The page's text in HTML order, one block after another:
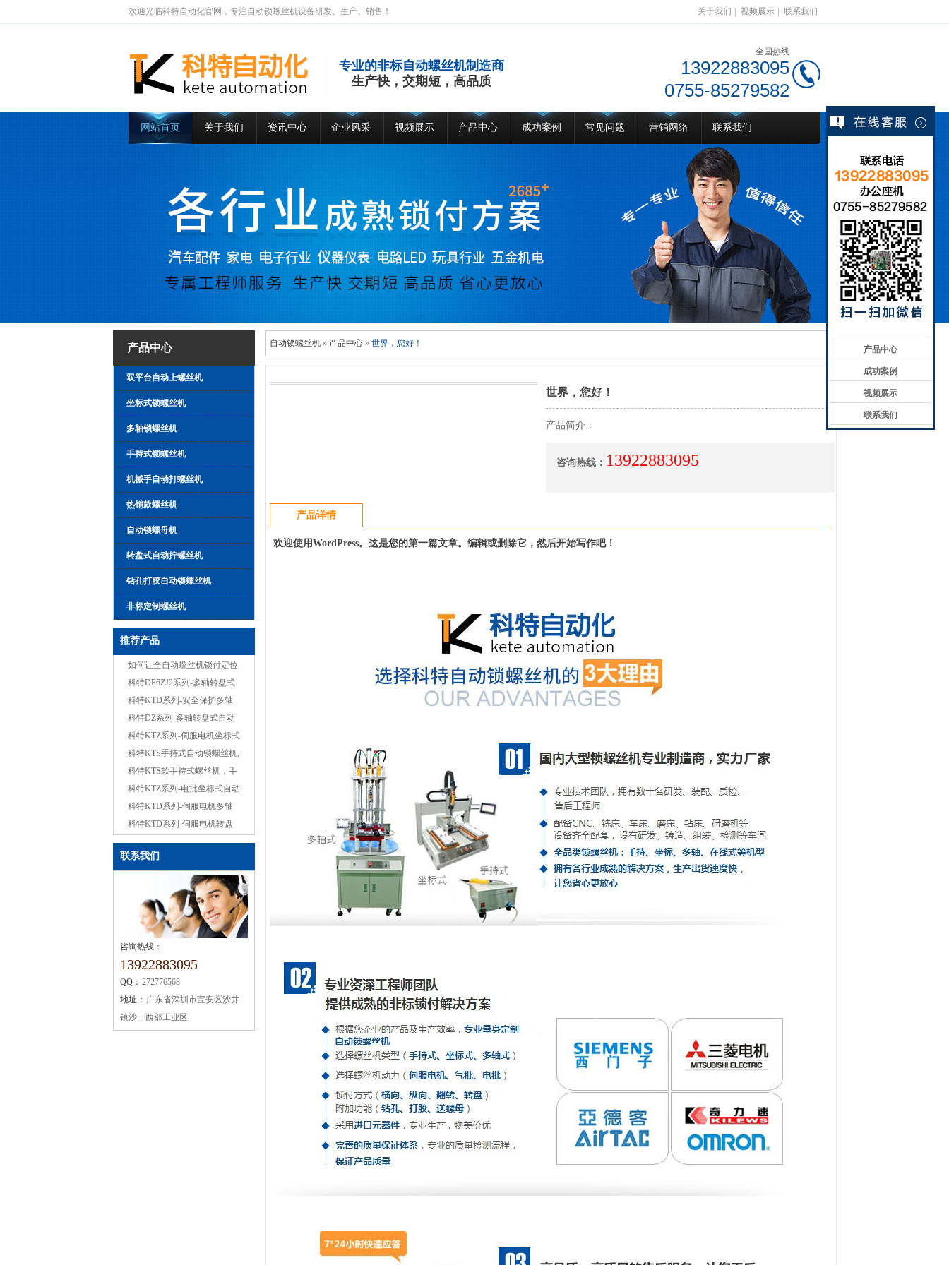
欢迎光临科特自动化官网，专注自动锁螺丝机设备研发、生产、销售！ 关于我们 视频展示 联系我们
专业的非标自动螺丝机制造商
生产快，交期短，高品质
全国热线
13922883095
0755-85279582
网站首页 关于我们 资讯中心 企业风采 视频展示 产品中心 成功案例 常见问题 营销网络 联系我们
产品中心
双平台自动上螺丝机
坐标式锁螺丝机
多轴锁螺丝机
手持式锁螺丝机
机械手自动打螺丝机
热销款螺丝机
自动锁螺母机
转盘式自动拧螺丝机
钻孔打胶自动锁螺丝机
非标定制螺丝机
推荐产品
如何让全自动螺丝机锁付定位
精准？
科特DP6ZJ2系列-多轴转盘式
全自动螺丝装配机
科特KTD系列-安全保护多轴
式转盘式机械手自动锁螺丝机
科特DZ系列-多轴转盘式自动
打胶自动锁螺丝机
科特KTZ系列-伺服电机坐标式
自动锁螺丝机，单批双工位打
螺丝
科特KTS手持式自动锁螺丝机,
智能款,每次只送一颗螺丝，不
卡料
科特KTS款手持式螺丝机，手
持自动打螺丝机
科特KTZ系列-电批坐标式自动
锁螺丝机，单批双平台拧螺丝
科特KTD系列-伺服电机多轴
锁螺丝机，双工位锁付系统转
盘式自动打螺丝
科特KTD系列-伺服电机转盘
式多轴锁螺丝机
联系我们
咨询热线：
13922883095
QQ： 272776568
地址： 广东省深圳市宝安区沙井
镇沙一西部工业区
自动锁螺丝机» 产品中心» 世界，您好！
世界，您好！
产品简介：
咨询热线： 13922883095
产品详情
欢迎使用WordPress。这是您的第一篇文章。编辑或删除它，然后开始写作吧！
产品中心
成功案例
视频展示
联系我们